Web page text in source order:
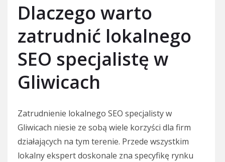
Dlaczego warto
zatrudnić lokalnego
SEO specjalistę w
Gliwicach
Zatrudnienie lokalnego SEO specjalisty w
Gliwicach niesie ze sobą wiele korzyści dla firm
działających na tym terenie. Przede wszystkim
lokalny ekspert doskonale zna specyfikę rynku